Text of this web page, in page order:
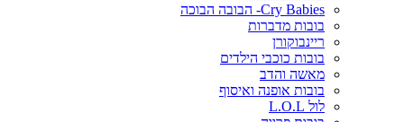
Cry Babies- הבובה הבוכה
בובות מדברות
ריינבוקורן
בובות כוכבי הילדים
מאשה והדב
בובות אופנה ואיסוף
לול L.O.L